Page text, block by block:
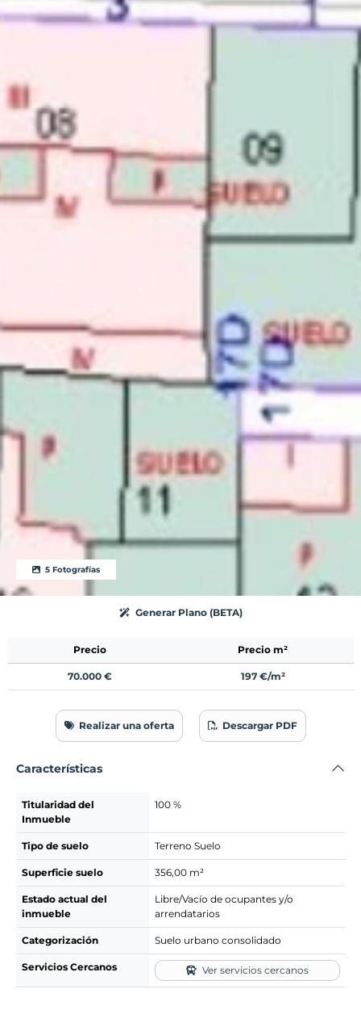
5 Fotografías
Generar Plano (BETA)
Precio Precio m²
70.000 € 197 €/m²
Realizar una oferta Descargar PDF
Características
Titularidad del
Inmueble
100 %
Tipo de suelo Terreno Suelo
Superficie suelo 356,00 m²
Estado actual del
inmueble
Libre/Vacío de ocupantes y/o
arrendatarios
Categorización Suelo urbano consolidado
Servicios Cercanos Ver servicios cercanos